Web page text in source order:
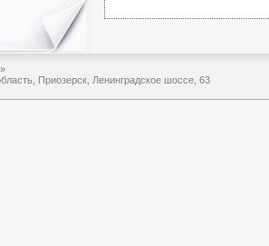
Приозерск, Ленинградское шоссе, 63